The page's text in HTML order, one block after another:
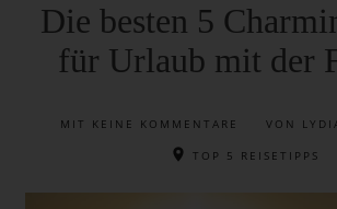
Die besten 5
für Urlaub mit der
MIT KEINE KOMMENTARE VON
TOP 5 REISETIPPS